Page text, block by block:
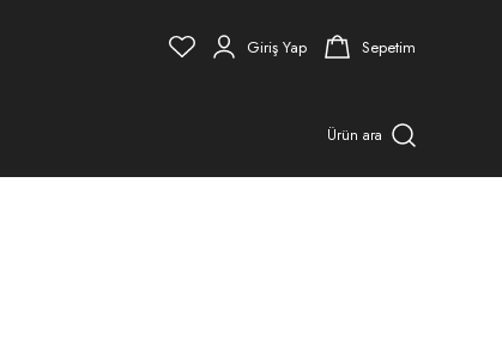
Giriş Yap Sepetim
Ürün ara